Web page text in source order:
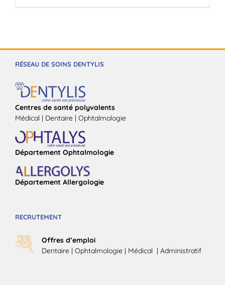
RÉSEAU DE SOINS DENTYLIS
Centres de santé polyvalents
Médical | Dentaire | Ophtalmologie
Département Ophtalmologie
Département Allergologie
RECRUTEMENT
Offres d’emploi
Dentaire | Ophtalmologie | Médical | Administratif